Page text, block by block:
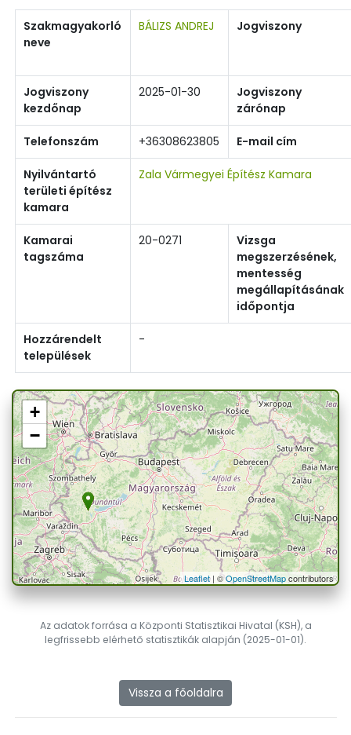
Szakmagyakorló
neve
BÁLIZS ANDREJ Jogviszony
Jogviszony
kezdőnap
2025-01-30
Jogviszony
zárónap
Telefonszám +36308623805 E-mail cím
Nyilvántartó
területi építész
kamara
Zala Vármegyei Építész Kamara
Kamarai
tagszáma
20-0271
Vizsga
megszerzésének,
mentesség
megállapításának
időpontja
Hozzárendelt
települések
-
+
−
Leaflet| ©OpenStreetMapcontributors
Az adatok forrása a Központi Statisztikai Hivatal (KSH), a
legfrissebb elérhető statisztikák alapján (2025-01-01).
Vissza a főoldalra